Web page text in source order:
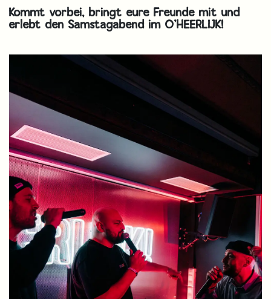
Kommt vorbei, bringt eure Freunde mit und
erlebt den Samstagabend im O’HEERLIJK!